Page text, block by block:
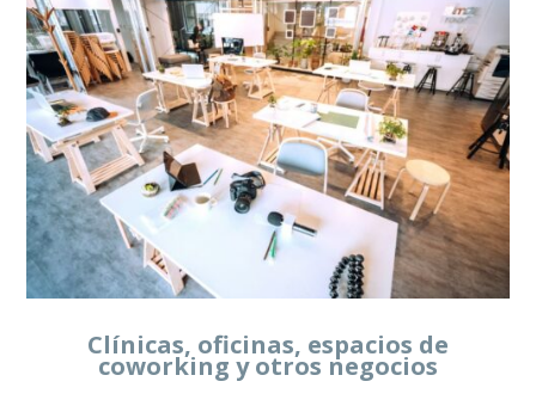
Clínicas, oficinas, espacios de
coworking y otros negocios